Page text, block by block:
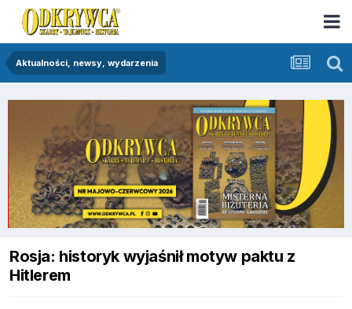
Aktualności, newsy, wydarzenia
Rosja: historyk wyjaśnił motyw paktu z
Hitlerem